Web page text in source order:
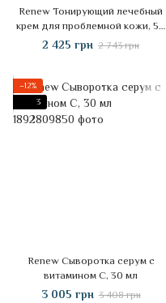
Renew Тонирующий лечебный
крем для проблемной кожи, 50
мл
2 425 грн 2 743 грн
−12%
3
Renew Сыворотка серум с
витамином C, 30 мл
3 005 грн 3 408 грн